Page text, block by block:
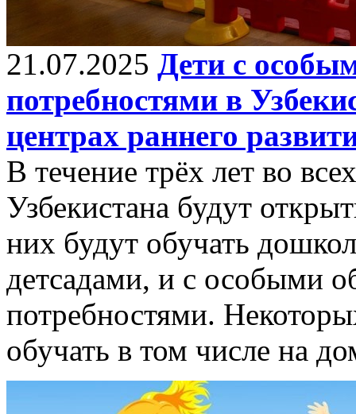
21.07.2025 Дети с
потребностями в
центрах раннего
В течение трёх лет во
Узбекистана будут
них будут обучать
детсадами, и с особыми
потребностями.
обучать в том числе на